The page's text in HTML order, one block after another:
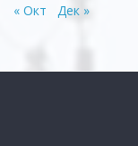
« Окт Дек »